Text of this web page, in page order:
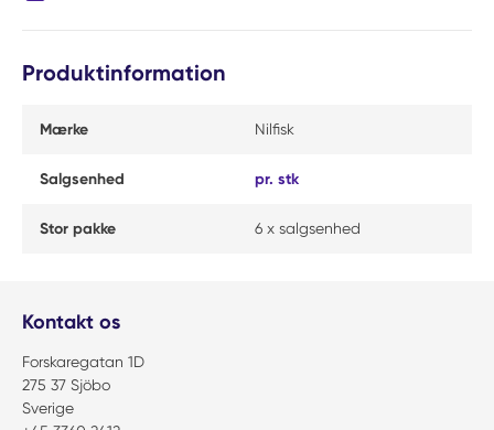
Produktinformation
Mærke Nilfisk
Salgsenhed pr. stk
Stor pakke 6 x salgsenhed
Kontakt os
Forskaregatan 1D
275 37 Sjöbo
Sverige